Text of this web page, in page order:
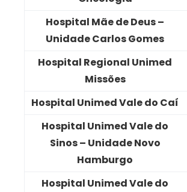
Hospital Mãe de Deus –
Unidade Carlos Gomes
Hospital Regional Unimed
Missões
Hospital Unimed Vale do Caí
Hospital Unimed Vale do
Sinos – Unidade Novo
Hamburgo
Hospital Unimed Vale do